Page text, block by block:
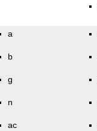
a
b
g
n
ac